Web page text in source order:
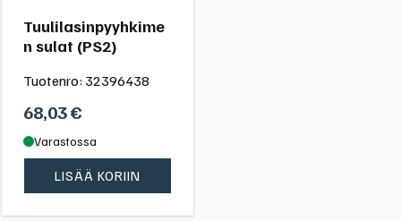
Tuulilasinpyyhkime
n sulat (PS2)
Tuotenro: 32396438
68,03€
Varastossa
LISÄÄ KORIIN